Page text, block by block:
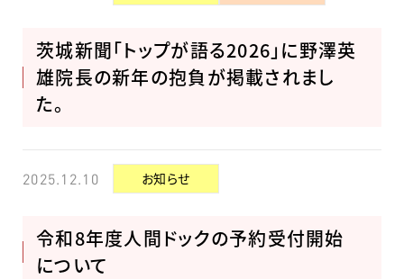
茨城新聞「トップが語る2026」に野澤英
雄院長の新年の抱負が掲載されまし
た。
2025.12.10 お知らせ
令和8年度人間ドックの予約受付開始
について